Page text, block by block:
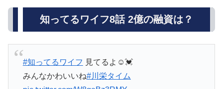
知ってるワイフ8話 2億の融資は？
#知ってるワイフ 見てるよ☺️💓
みんなかわいいね#川栄タイム